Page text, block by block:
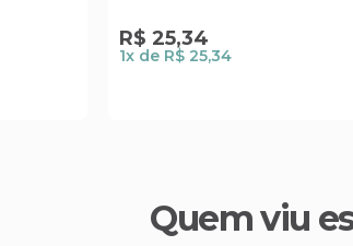
R$ 25,34
1x de R$ 25,34
Quem viu